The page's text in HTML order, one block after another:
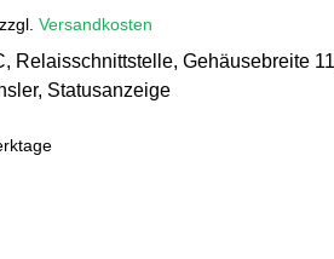
zzgl. Versandkosten
Relaisschnittstelle, Gehäusebreite
Statusanzeige